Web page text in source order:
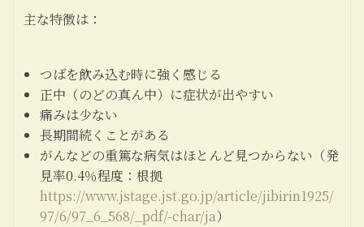
主な特徴は：
つばを飲み込む時に強く感じる
正中（のどの真ん中）に症状が出やすい
痛みは少ない
長期間続くことがある
がんなどの重篤な病気はほとんど見つからない（発
見率0.4％程度：根拠
https://www.jstage.jst.go.jp/article/jibirin1925/
97/6/97_6_568/_pdf/-char/ja）